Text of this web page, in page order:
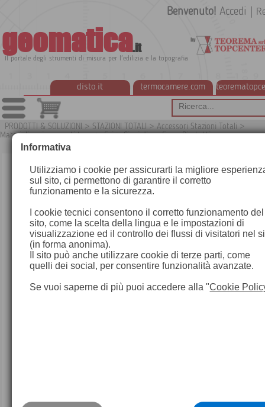
geomatica.it
Il portale degli strumenti di misura per l'edilizia e la topografia
disto.it termocamere.com
Benvenuto! Accedi
PRODOTTI & SOLUZIONI > STAZIONI TOTALI > Accessori Stazioni Totali >
Materializzazione punti topografici>Cippi di confine e Picchetti
Informativa
Utilizziamo i cookie per assicurarti la migliore
sul sito, ci permettono di garantire il corretto
funzionamento e la sicurezza.
I cookie tecnici consentono il corretto funzionamento del
sito, come la scelta della lingua e le impostazioni di
visualizzazione ed il controllo dei flussi di visitatori nel
(in forma anonima).
Il sito può anche utilizzare cookie di terze parti, come
quelli dei social, per consentire funzionalità avanzate.
Se vuoi saperne di più puoi accedere alla "Cookie